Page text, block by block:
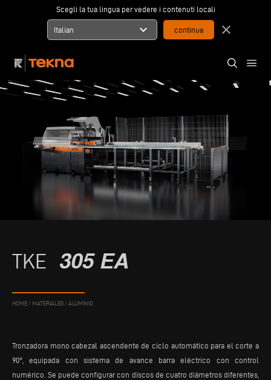
Scegli la tua lingua per vedere i contenuti locali
Italian expand_more close
TKE 305 EA
HOME / MATERIALES / ALUMINIO
Tronzadora mono cabezal ascendente de ciclo automático para el corte a
90°, equipada con sistema de avance barra eléctrico con control
numérico. Se puede configurar con discos de cuatro diámetros diferentes,